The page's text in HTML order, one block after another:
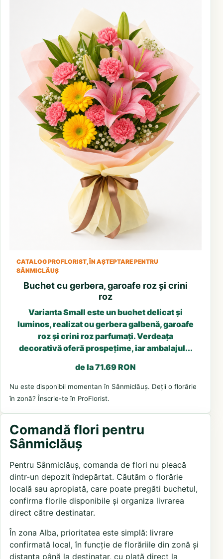
CATALOG PROFLORIST, ÎN AȘTEPTARE PENTRU
SÂNMICLĂUȘ
Buchet cu gerbera, garoafe roz și crini
roz
Varianta Small este un buchet delicat și
luminos, realizat cu gerbera galbenă, garoafe
roz și crini roz parfumați. Verdeața
decorativă oferă prospețime, iar ambalajul...
de la 71.69 RON
Nu este disponibil momentan în Sânmiclăuș. Deții o florărie
în zonă? Înscrie-te în ProFlorist.
Comandă flori pentru
Sânmiclăuș
Pentru Sânmiclăuș, comanda de flori nu pleacă
dintr-un depozit îndepărtat. Căutăm o florărie
locală sau apropiată, care poate pregăti buchetul,
confirma florile disponibile și organiza livrarea
direct către destinatar.
În zona Alba, prioritatea este simplă: livrare
confirmată local, în funcție de florăriile din zonă și
distanța până la destinatar, cu plată direct la